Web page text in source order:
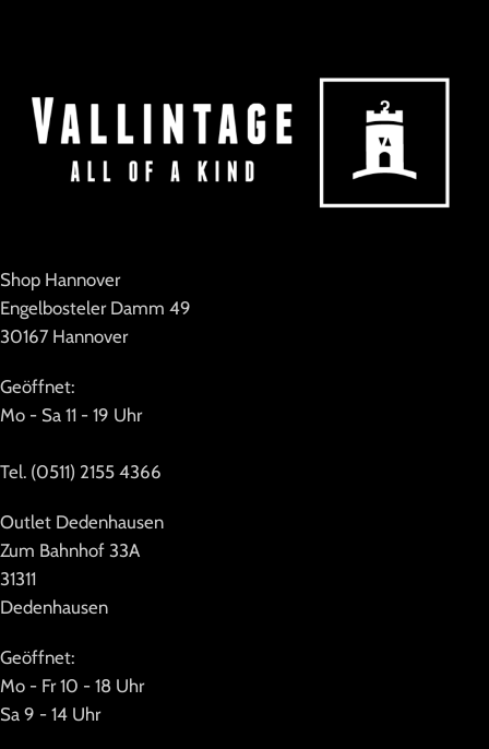
Shop Hannover
Engelbosteler Damm 49
30167 Hannover
Geöffnet:
Mo - Sa 11 - 19 Uhr
Tel. (0511) 2155 4366
Outlet Dedenhausen
Zum Bahnhof 33A
31311
Dedenhausen
Geöffnet:
Mo - Fr 10 - 18 Uhr
Sa 9 - 14 Uhr